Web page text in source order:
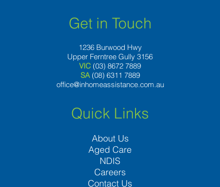
Get in Touch
1236 Burwood Hwy
Upper Ferntree Gully 3156
VIC (03) 8672 7889
SA (08) 6311 7889
office@inhomeassistance.com.au
Quick Links
About Us
Aged Care
NDIS
Careers
Contact Us